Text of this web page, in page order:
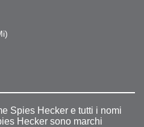
Spies Hecker e tutti i nomi
Hecker sono marchi